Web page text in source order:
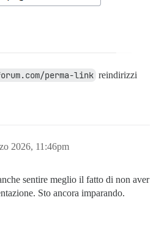
perma-link reindirizzi
2026, 11:46pm
sentire meglio il fatto di non aver
Sto ancora imparando.